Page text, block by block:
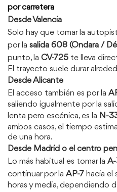
por carretera
Desde Valencia
Solo hay que tomar la
por la salida 608 (Ondara /
punto, la CV-725 te lleva
El trayecto suele durar
Desde Alicante
El acceso también es por la
saliendo igualmente por la
lenta pero escénica, es la N-
ambos casos, el tiempo
de una hora.
Desde Madrid o el centro
Lo más habitual es tomar la
continuar por la AP-7 hacia el
horas y media, dependiendo